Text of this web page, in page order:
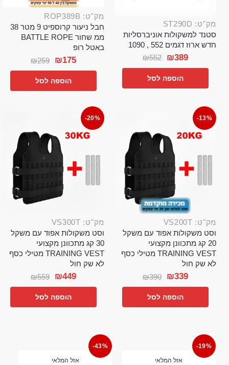
מק"ט: ST290D
סטנד למשקולות אוניברסליות
חדש ארוז דגמים 552 , 1090
₪552 ₪389
הוספה לסל
מק"ט: ROP389B
חבל ניעור קרוספיט 9 מטר 38
ממ שחור BATTLE ROPE
באטל רופ
₪259 ₪175
הוספה לסל
-13%
מק"ט: VS200T
וסט משקולות אפוד עם משקל
20 קג מתכוונן מקצועי
TRAINING VEST מטילי כסף
לא שק חול
₪390 ₪339
הוספה לסל
-20%
מק"ט: VS300T
וסט משקולות אפוד עם משקל
30 קג מתכוונן מקצועי
TRAINING VEST מטילי כסף
לא שק חול
₪559 ₪449
הוספה לסל
-19%
אזל המלאי
-43%
אזל המלאי